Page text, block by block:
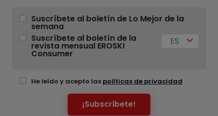
Suscríbete al boletín de Lo Mejor de la
semana
Suscríbete al boletín de la
revista mensual EROSKI
Consumer
ES
He leído y acepto las políticas de privacidad
¡Subscríbete!